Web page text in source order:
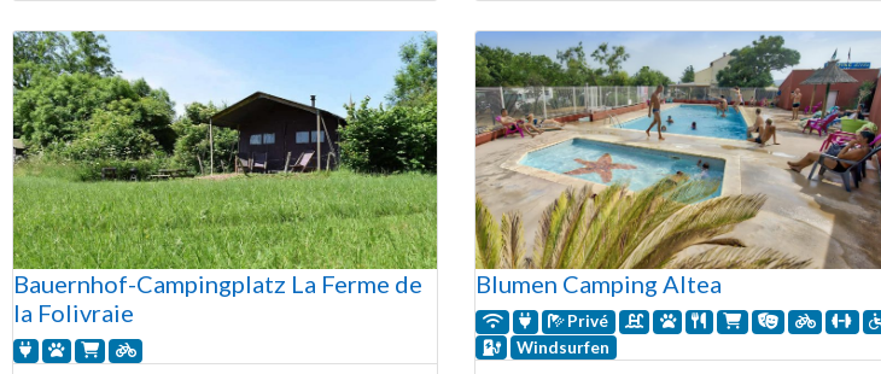
Kinder gibt es auf dem Hof auch eine Schaukel
Bauernhof-Campingplatz La Ferme de
la Folivraie
Blumen Camping Altea
Privé
Windsurfen